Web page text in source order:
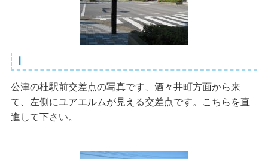
Ⅰ
公津の杜駅前交差点の写真です、酒々井町方面から来
て、左側にユアエルムが見える交差点です。こちらを直
進して下さい。